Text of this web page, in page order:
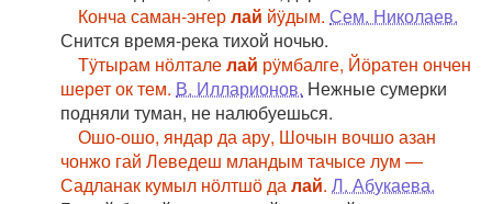
Конча саман-эҥерлай йӱдым. Сем. Николаев.
Снится время-река тихой ночью.
Тӱтырам нӧлталелай рӱмбалге, Йӧратен ончен
шерет ок тем. В. Илларионов. Нежные сумерки
подняли туман, не налюбуешься.
Ошо-ошо, яндар да ару, Шочын вочшо азан
чонжо гай Леведеш мландым тачысе лум —
Садланак кумыл нӧлтшӧ далай. Л. Абукаева.